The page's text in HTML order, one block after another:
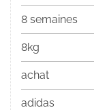
8 semaines
8kg
achat
adidas